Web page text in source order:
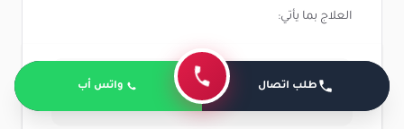
العلاج بما يأتي:
تناول مسكنات الألم التي تحتوي على مادة
الباراسيتامول والإيبوبروفين.
طلب اتصال واتس أب